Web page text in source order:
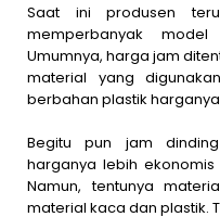
Saat ini produsen
memperbanyak
Umumnya, harga jam
material yang
berbahan plastik
Begitu pun jam
harganya lebih
Namun, tentunya
material kaca dan plastik.